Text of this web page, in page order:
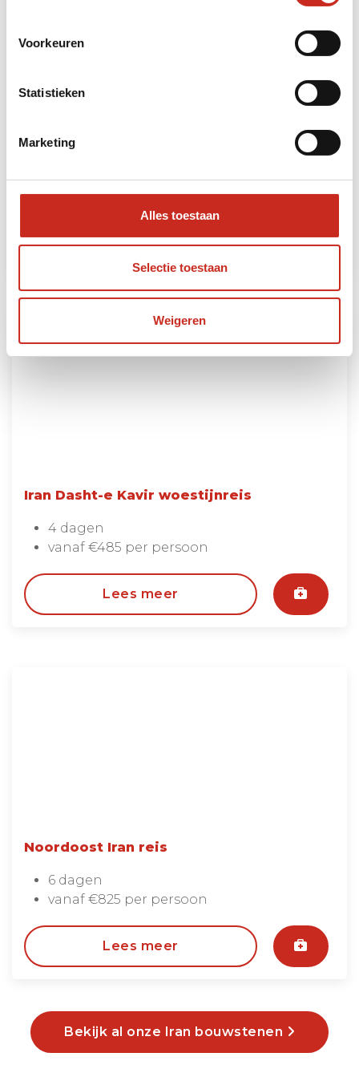
Voorkeuren
Statistieken
Marketing
Alles toestaan
Selectie toestaan
Weigeren
Iran Nomaden Reis
vanaf €690 per persoon
Lees meer
Iran Dasht-e Kavir woestijnreis
4 dagen
vanaf €485 per persoon
Lees meer
Noordoost Iran reis
6 dagen
vanaf €825 per persoon
Lees meer
Bekijk al onze Iran bouwstenen